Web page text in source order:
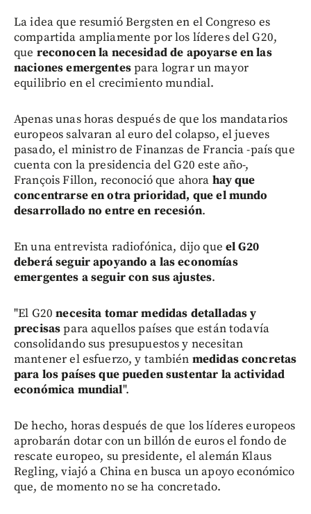
La idea que resumió Bergsten en el Congreso es
compartida ampliamente por los líderes del G20,
que reconocen la necesidad de apoyarse en las
naciones emergentespara lograr un mayor
equilibrio en el crecimiento mundial.
Apenas unas horas después de que los mandatarios
europeos salvaran al euro del colapso, el jueves
pasado, el ministro de Finanzas de Francia -país que
cuenta con la presidencia del G20 este año-,
François Fillon, reconoció que ahora hay que
concentrarse en otra prioridad, que el mundo
desarrollado no entre en recesión.
En una entrevista radiofónica, dijo que el G20
deberá seguir apoyando a las economías
emergentes a seguir con sus ajustes.
"El G20necesita tomar medidas detalladas y
precisaspara aquellos países que están todavía
consolidando sus presupuestos y necesitan
mantener el esfuerzo, y también medidas concretas
para los países que pueden sustentar la actividad
económica mundial".
De hecho, horas después de que los líderes europeos
aprobarán dotar con un billón de euros el fondo de
rescate europeo, su presidente, el alemán Klaus
Regling, viajó a China en busca un apoyo económico
que, de momento no se ha concretado.